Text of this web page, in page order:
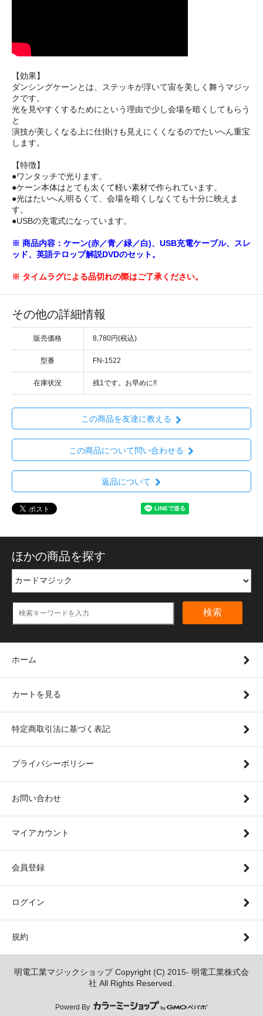
【効果】
ダンシングケーンとは、ステッキが浮いて宙を美しく舞うマジッ
クです。
光を見やすくするためにという理由で少し会場を暗くしてもらう
と
演技が美しくなる上に仕掛けも見えにくくなるのでたいへん重宝
します。
【特徴】
●ワンタッチで光ります。
●ケーン本体はとても太くて軽い素材で作られています。
●光はたいへん明るくて、会場を暗くしなくても十分に映えま
す。
●USBの充電式になっています。
※ 商品内容：ケーン(赤／青／緑／白)、USB充電ケーブル、スレ
ッド、英語テロップ解説DVDのセット。
※ タイムラグによる品切れの際はご了承ください。
その他の詳細情報
販売価格 8,780円(税込)
型番 FN-1522
在庫状況 残1です。お早めに!!
この商品を友達に教える
この商品について問い合わせる
返品について
ほかの商品を探す
検索
ホーム
カートを見る
特定商取引法に基づく表記
プライバシーポリシー
お問い合わせ
マイアカウント
会員登録
ログイン
規約
明電工業マジックショップ Copyright (C) 2015- 明電工業株式会
社 All Rights Reserved.
Powerd By